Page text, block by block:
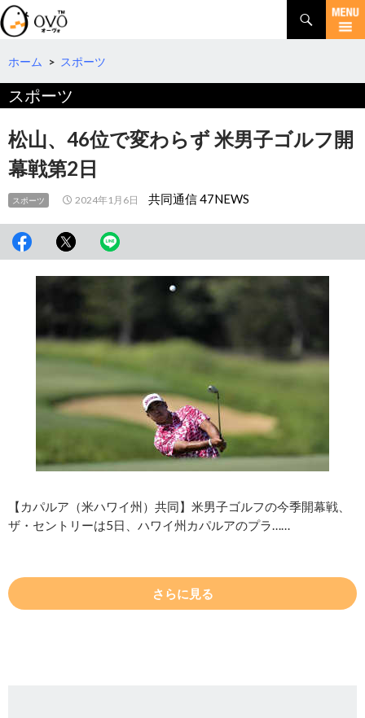
検
索
コ
テ
へ
動
ホーム > スポーツ
スポーツ
松山、46位で変わらず 米男子ゴルフ開
幕戦第2日
スポーツ 2024年1月6日 共同通信 47NEWS
【カパルア（米ハワイ州）共同】米男子ゴルフの今季開幕戦、
ザ・セントリーは5日、ハワイ州カパルアのプラ……
さらに見る